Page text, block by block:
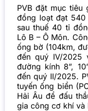
PVB đặt mục tiêu
đồng loạt đạt 540
sau thuế 40 tỉ
Lô B – Ô Môn.
ống bờ (104km,
đến quý IV/2025
đường kính 8”,
đến quý II/2025.
tuyến ống biển
Hải Âu để đấu
gia công cơ khí và